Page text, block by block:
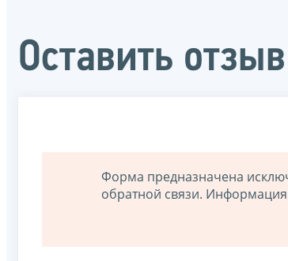
Оставить
Форма предназначена
обратной связи. Информация